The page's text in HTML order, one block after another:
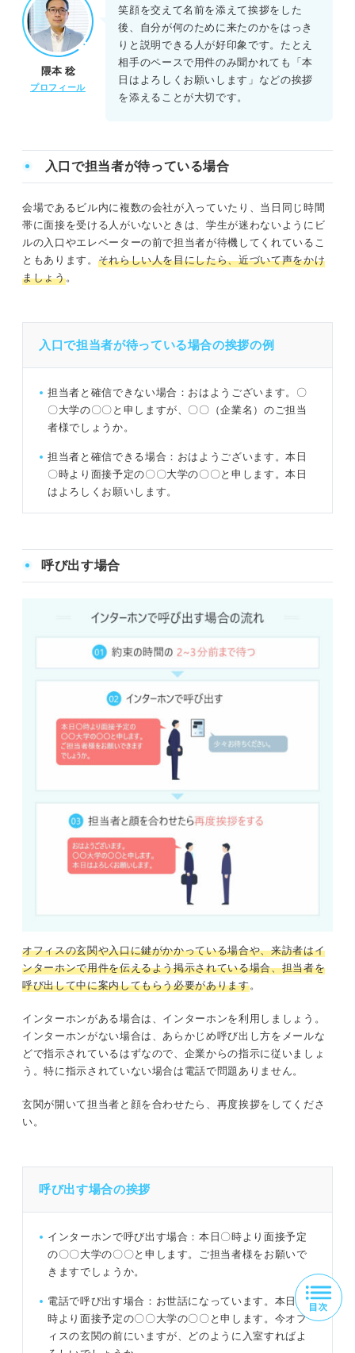
隈本 稔
プロフィール
笑顔を交えて名前を添えて挨拶をした
後、自分が何のために来たのかをはっき
りと説明できる人が好印象です。たとえ
相手のペースで用件のみ聞かれても「本
日はよろしくお願いします」などの挨拶
を添えることが大切です。
入口で担当者が待っている場合
会場であるビル内に複数の会社が入っていたり、当日同じ時間
帯に面接を受ける人がいないときは、学生が迷わないようにビ
ルの入口やエレベーターの前で担当者が待機してくれているこ
ともあります。 それらしい人を目にしたら、近づいて声をかけ
ましょう。
入口で担当者が待っている場合の挨拶の例
担当者と確信できない場合：おはようございます。〇
〇大学の〇〇と申しますが、〇〇（企業名）のご担当
者様でしょうか。
担当者と確信できる場合：おはようございます。本日
〇時より面接予定の〇〇大学の〇〇と申します。本日
はよろしくお願いします。
呼び出す場合
オフィスの玄関や入口に鍵がかかっている場合や、来訪者はイ
ンターホンで用件を伝えるよう掲示されている場合、担当者を
呼び出して中に案内してもらう必要があります。
インターホンがある場合は、インターホンを利用しましょう。
インターホンがない場合は、あらかじめ呼び出し方をメールな
どで指示されているはずなので、企業からの指示に従いましょ
う。特に指示されていない場合は電話で問題ありません。
玄関が開いて担当者と顔を合わせたら、再度挨拶をしてくださ
い。
呼び出す場合の挨拶
インターホンで呼び出す場合：本日〇時より面接予定
の〇〇大学の〇〇と申します。ご担当者様をお願いで
きますでしょうか。
電話で呼び出す場合：お世話になっています。本日〇
時より面接予定の〇〇大学の〇〇と申します。今オフ
ィスの玄関の前にいますが、どのように入室すればよ